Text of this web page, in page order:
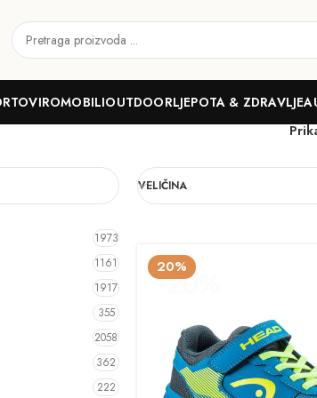
ROMOBILIOUTDOORLJEPOTA & ZDRAVLJE
1973
1161
1917
355
2058
362
222
VELIČINA
20%